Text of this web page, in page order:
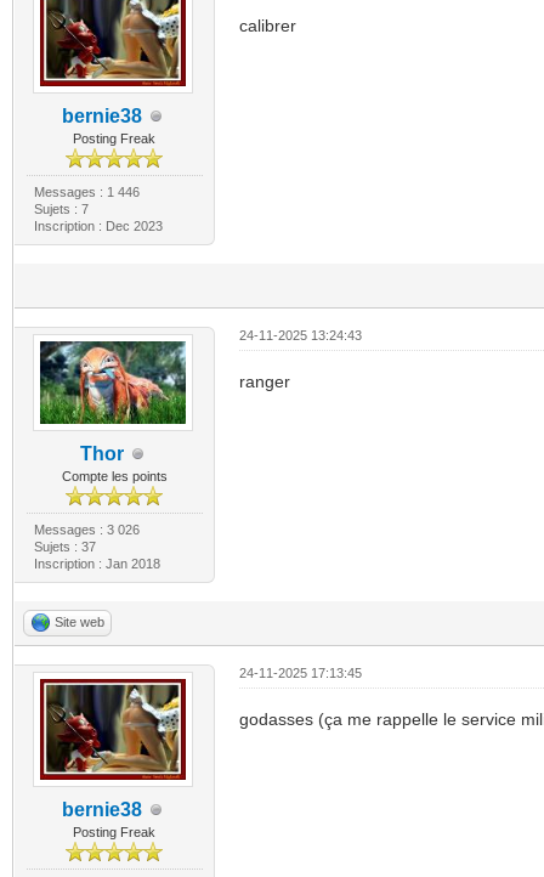
bernie38
Posting Freak
Messages : 1 446
Sujets : 7
Inscription : Dec 2023
calibrer
Thor
Compte les points
Messages : 3 026
Sujets : 37
Inscription : Jan 2018
24-11-2025 13:24:43
ranger
Site web
bernie38
Posting Freak
24-11-2025 17:13:45
godasses (ça me rappelle le service